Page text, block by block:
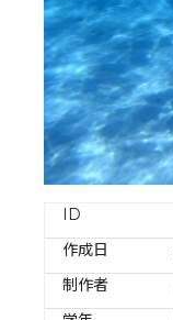
ID
作成日
制作者